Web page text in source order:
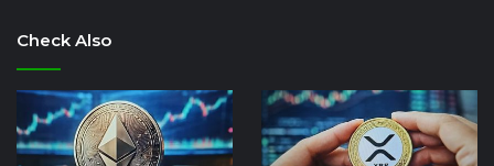
Check Also